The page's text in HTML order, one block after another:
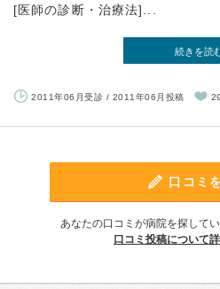
[医師の診断・治療法]...
続きを読
2011年06月受診 / 2011年06月投稿
口コミ
あなたの口コミが病院を探して
口コミ投稿について